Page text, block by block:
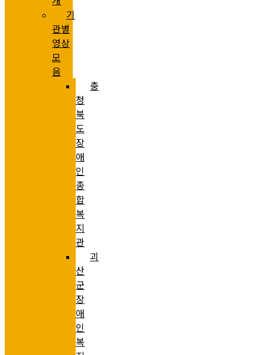
기
관별
영상
모
음
충
청
북
도
장
애
인
종
합
복
지
관
괴
산
군
장
애
인
복